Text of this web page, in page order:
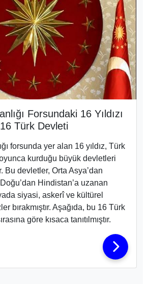
Forsundaki 16 Yıldızı
Türk Devleti
forsunda yer alan 16 yıldız, Türk
kurduğu büyük devletleri
Bu devletler, Orta Asya’dan
Hindistan’a uzanan
siyasi, askerî ve kültürel
bırakmıştır. Aşağıda, bu 16 Türk
göre kısaca tanıtılmıştır.